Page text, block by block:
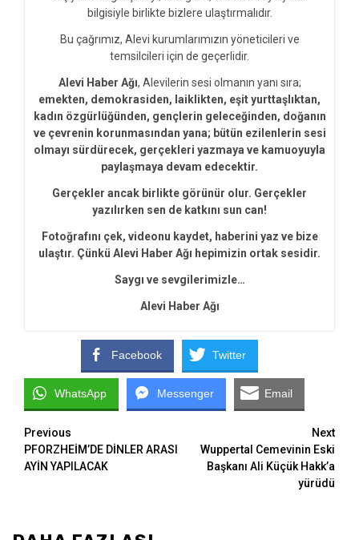
bilgisiyle birlikte bizlere ulaştırmalıdır.
Bu çağrımız, Alevi kurumlarımızın yöneticileri ve
temsilcileri için de geçerlidir.
Alevi Haber Ağı, Alevilerin sesi olmanın yanı sıra;
emekten, demokrasiden, laiklikten, eşit yurttaşlıktan,
kadın özgürlüğünden, gençlerin geleceğinden, doğanın
ve çevrenin korunmasından yana; bütün ezilenlerin sesi
olmayı sürdürecek, gerçekleri yazmaya ve kamuoyuyla
paylaşmaya devam edecektir.
Gerçekler ancak birlikte görünür olur. Gerçekler
yazılırken sen de katkını sun can!
Fotoğrafını çek, videonu kaydet, haberini yaz ve bize
ulaştır. Çünkü Alevi Haber Ağı hepimizin ortak sesidir.
Saygı ve sevgilerimizle…
Alevi Haber Ağı
Facebook Twitter
WhatsApp Messenger Email
Continue
Reading
Previous
PFORZHEİM’DE DİNLER ARASI
AYİN YAPILACAK
Next
Wuppertal Cemevinin Eski
Başkanı Ali Küçük Hakk’a
yürüdü